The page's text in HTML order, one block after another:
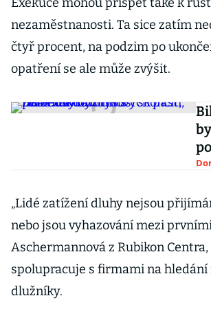
nezaměstnanosti. Ta sice zatím
čtyř procent, na podzim po
opatření se ale může zvýšit.
„Lidé zatížení dluhy nejsou
nebo jsou vyhazování mezi
Aschermannová z Rubikon
spolupracuje s firmami na
dlužníky.